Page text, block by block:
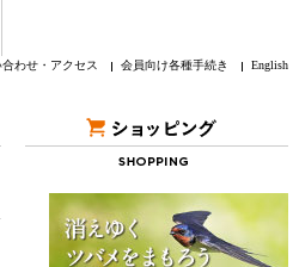
合わせ・アクセス 会員向け各種手続き English